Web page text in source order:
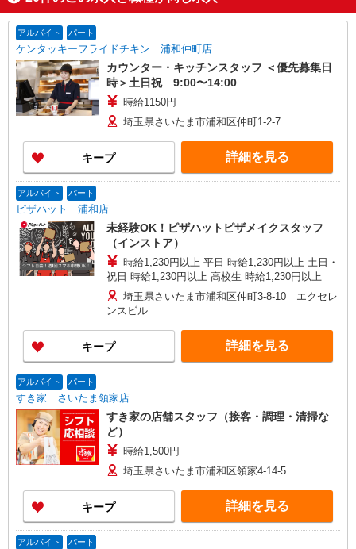
アルバイト パート
ケンタッキーフライドチキン 浦和仲町店
カウンター・キッチンスタッフ ＜優先募集日
時＞土日祝 9:00〜14:00
時給1150円
埼玉県さいたま市浦和区仲町1-2-7
キープ 詳細を見る
アルバイト パート
ピザハット 浦和店
未経験OK！ピザハットピザメイクスタッフ
（インストア）
時給1,230円以上 平日 時給1,230円以上 土日・
祝日 時給1,230円以上 高校生 時給1,230円以上
埼玉県さいたま市浦和区仲町3-8-10 エクセレ
ンスビル
キープ 詳細を見る
アルバイト パート
すき家 さいたま領家店
すき家の店舗スタッフ（接客・調理・清掃な
ど）
時給1,500円
埼玉県さいたま市浦和区領家4-14-5
キープ 詳細を見る
アルバイト パート